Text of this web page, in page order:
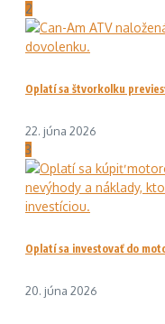
2
Oplatí sa štvorkolku
22. júna 2026
3
Oplatí sa investovať do
20. júna 2026